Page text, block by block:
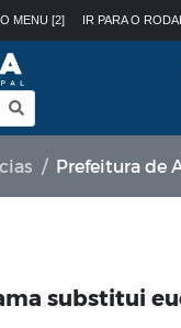
O MENU [2] IR PARA O
Prefeitura de
substitui